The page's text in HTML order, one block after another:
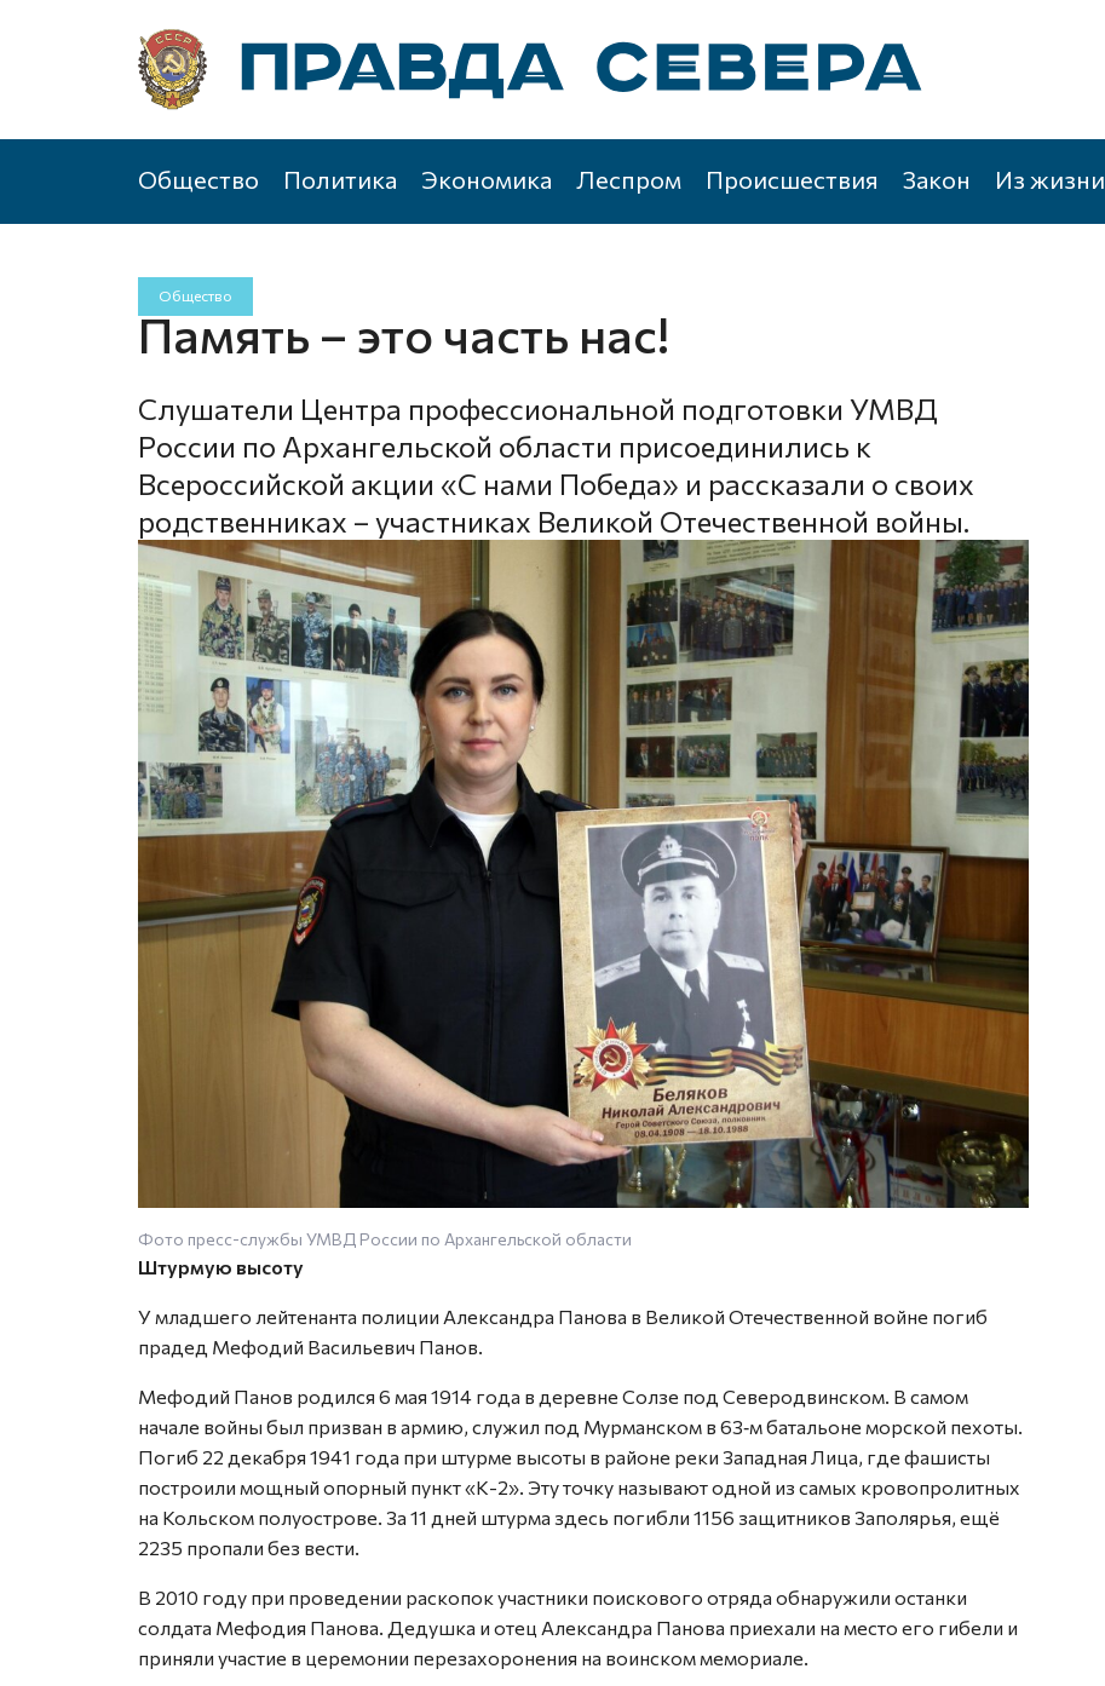
Общество Политика Экономика Леспром Происшествия Закон Из жизни
Общество
Память – это часть нас!
Слушатели Центра профессиональной подготовки УМВД
России по Архангельской области присоединились к
Всероссийской акции «С нами Победа» и рассказали о своих
родственниках – участниках Великой Отечественной войны.
Фото пресс-службы УМВД России по Архангельской области
Штурмую высоту
У младшего лейтенанта полиции Александра Панова в Великой Отечественной войне погиб
прадед Мефодий Васильевич Панов.
Мефодий Панов родился 6 мая 1914 года в деревне Солзе под Северодвинском. В самом
начале войны был призван в армию, служил под Мурманском в 63‑м батальоне морской пехоты.
Погиб 22 декабря 1941 года при штурме высоты в районе реки Западная Лица, где фашисты
построили мощный опорный пункт «К-2». Эту точку называют одной из самых кровопролитных
на Кольском полуострове. За 11 дней штурма здесь погибли 1156 защитников Заполярья, ещё
2235 пропали без вести.
В 2010 году при проведении раскопок участники поискового отряда обнаружили останки
солдата Мефодия Панова. Дедушка и отец Александра Панова приехали на место его гибели и
приняли участие в церемонии перезахоронения на воинском мемориале.